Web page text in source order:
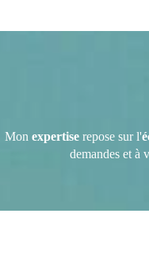
Mon expertiserepose sur l'
demandes et à